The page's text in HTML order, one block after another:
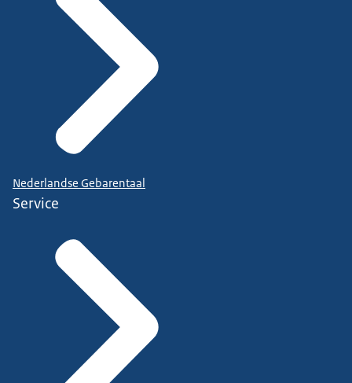
Nederlandse Gebarentaal
Service